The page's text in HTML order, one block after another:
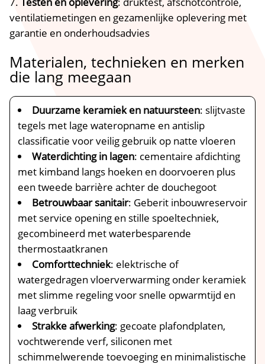
ventilatiemetingen en gezamenlijke oplevering met
garantie en onderhoudsadvies
Materialen, technieken en merken
die lang meegaan
Duurzame keramiek en natuursteen: slijtvaste
tegels met lage wateropname en antislip
classificatie voor veilig gebruik op natte vloeren
Waterdichting in lagen: cementaire afdichting
met kimband langs hoeken en doorvoeren plus
een tweede barrière achter de douchegoot
Betrouwbaar sanitair: Geberit inbouwreservoir
met service opening en stille spoeltechniek,
gecombineerd met waterbesparende
thermostaatkranen
Comforttechniek: elektrische of
watergedragen vloerverwarming onder keramiek
met slimme regeling voor snelle opwarmtijd en
laag verbruik
Strakke afwerking: gecoate plafondplaten,
vochtwerende verf, siliconen met
schimmelwerende toevoeging en minimalistische